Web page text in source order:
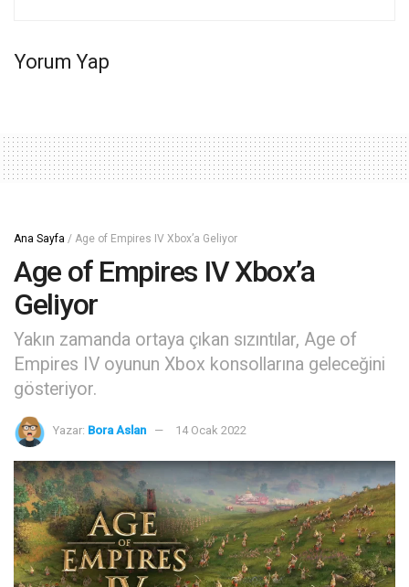
Yorum Yap
Ana Sayfa / Age of Empires IV Xbox’a Geliyor
Age of Empires IV Xbox’a
Geliyor
Yakın zamanda ortaya çıkan sızıntılar, Age of
Empires IV oyunun Xbox konsollarına geleceğini
gösteriyor.
Yazar: Bora Aslan 14 Ocak 2022